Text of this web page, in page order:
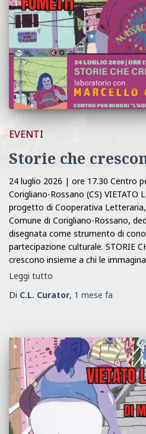
EVENTI
Storie che
24 luglio 2026 | ore 17.30 Centro
Corigliano-Rossano (CS) VIETATO
progetto di Cooperativa
Comune di Corigliano-Rossano,
disegnata come strumento di
partecipazione culturale. STORIE
crescono insieme a chi le
Leggi tutto
Di C.L. Curator, 1 mese fa